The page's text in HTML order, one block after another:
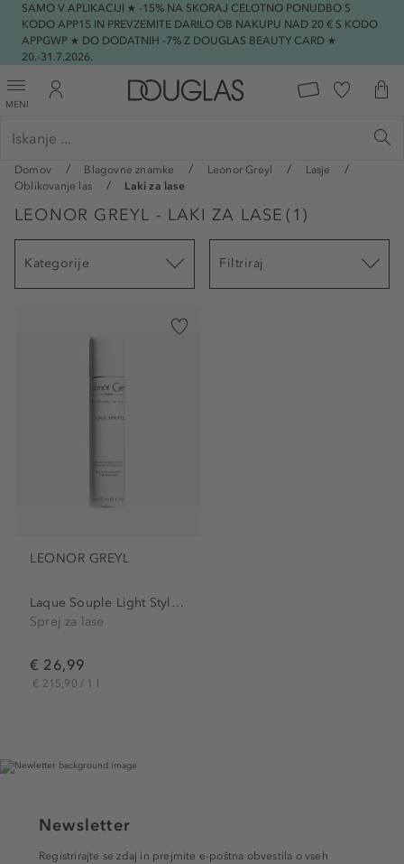
SAMO V APLIKACIJI ★ -15% NA SKORAJ CELOTNO PONUDBO S
KODO APP15 IN PREVZEMITE DARILO OB NAKUPU NAD 20 € S KODO
APPGWP ★ DO DODATNIH -7% Z DOUGLAS BEAUTY CARD ★
20.-31.7.2026.
MENI
Domov Blagovne znamke Leonor Greyl
Lasje
Oblikovanje las
Laki za lase
LEONOR GREYL - LAKI ZA LASE ( 1 )
Kategorije Filtriraj
LEONOR GREYL
Laque Souple Light Styling...
Sprej za lase
€ 26,99
€ 215,90 / 1 l
Newsletter
Registrirajte se zdaj in prejmite e-poštna obvestila o vseh